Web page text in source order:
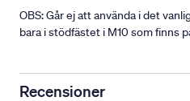
OBS: Går ej att använda i det
bara i stödfästet i M10 som finns
Recensioner